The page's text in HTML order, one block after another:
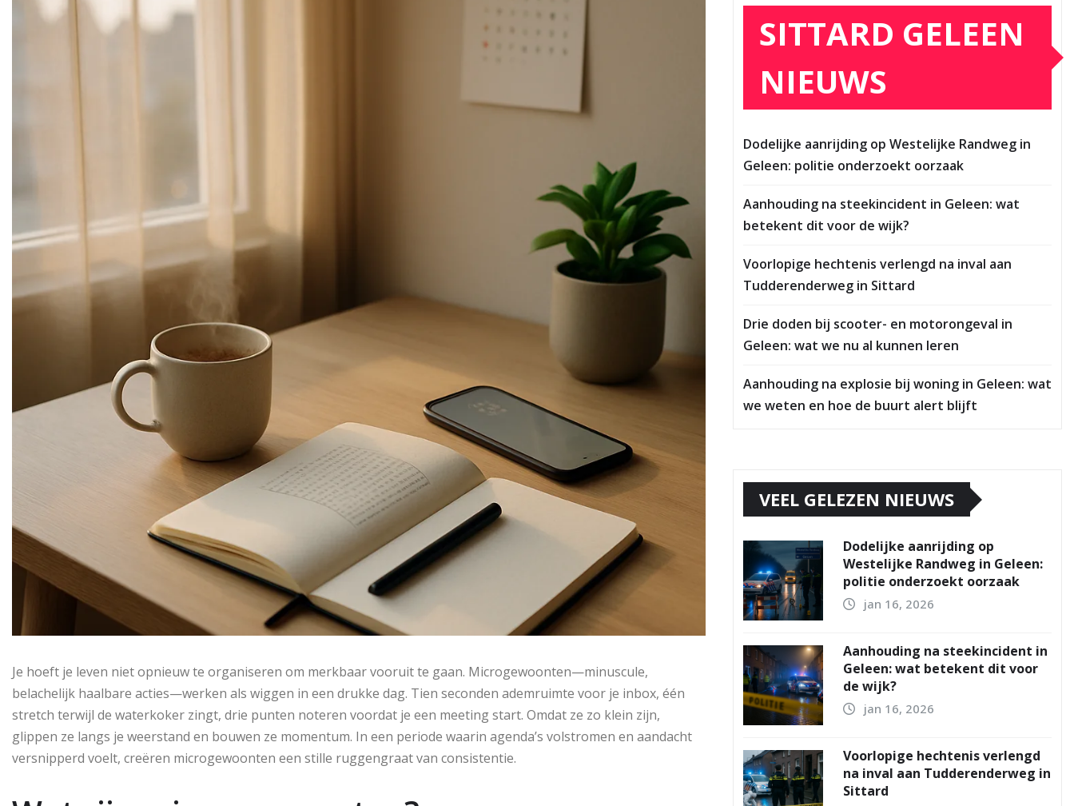
Je hoeft je leven niet opnieuw te organiseren om merkbaar vooruit te gaan. Microgewoonten—minuscule,
belachelijk haalbare acties—werken als wiggen in een drukke dag. Tien seconden ademruimte voor je inbox, één
stretch terwijl de waterkoker zingt, drie punten noteren voordat je een meeting start. Omdat ze zo klein zijn,
glippen ze langs je weerstand en bouwen ze momentum. In een periode waarin agenda’s volstromen en aandacht
versnipperd voelt, creëren microgewoonten een stille ruggengraat van consistentie.
SITTARD GELEEN
NIEUWS
Dodelijke aanrijding op Westelijke Randweg in
Geleen: politie onderzoekt oorzaak
Aanhouding na steekincident in Geleen: wat
betekent dit voor de wijk?
Voorlopige hechtenis verlengd na inval aan
Tudderenderweg in Sittard
Drie doden bij scooter- en motorongeval in
Geleen: wat we nu al kunnen leren
Aanhouding na explosie bij woning in Geleen: wat
we weten en hoe de buurt alert blijft
VEEL GELEZEN NIEUWS
Dodelijke aanrijding op
Westelijke Randweg in Geleen:
politie onderzoekt oorzaak
jan 16, 2026
Aanhouding na steekincident in
Geleen: wat betekent dit voor
de wijk?
jan 16, 2026
Voorlopige hechtenis verlengd
na inval aan Tudderenderweg in
Sittard